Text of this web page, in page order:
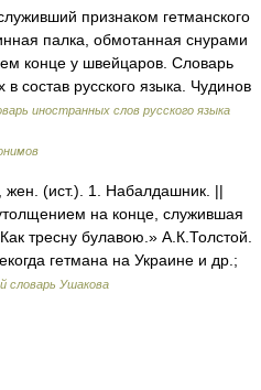
признаком гетманского
палка, обмотанная снурами
конце у швейцаров. Словарь
состав русского языка. Чудинов
иностранных слов русского языка
(ист.). 1. Набалдашник. ||
на конце, служившая
тресну булавою.» А.К.Толстой.
гетмана на Украине и др.;
словарь Ушакова